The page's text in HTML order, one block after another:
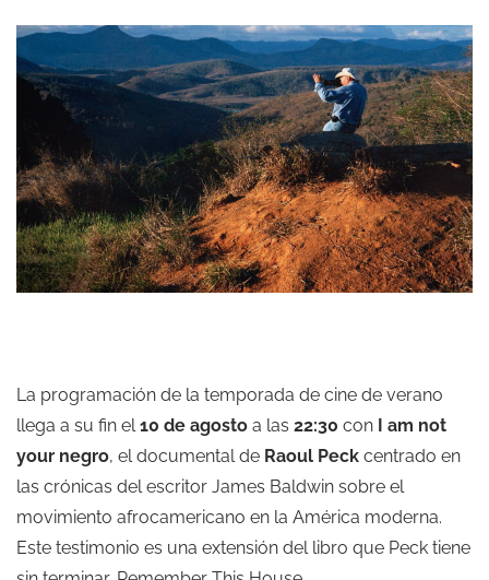
La programación de la temporada de cine de verano
llega a su fin el10 de agosto a las 22:30 con I am not
your negro, el documental de Raoul Peck centrado en
las crónicas del escritor James Baldwin sobre el
movimiento afrocamericano en la América moderna.
Este testimonio es una extensión del libro que Peck tiene